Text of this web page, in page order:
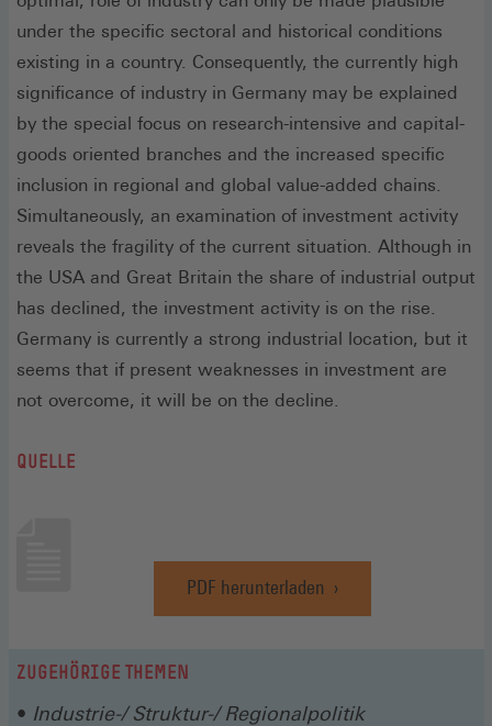
under the specific sectoral and historical conditions
existing in a country. Consequently, the currently high
significance of industry in Germany may be explained
by the special focus on research-intensive and capital-
goods oriented branches and the increased specific
inclusion in regional and global value-added chains.
Simultaneously, an examination of investment activity
reveals the fragility of the current situation. Although in
the USA and Great Britain the share of industrial output
has declined, the investment activity is on the rise.
Germany is currently a strong industrial location, but it
seems that if present weaknesses in investment are
not overcome, it will be on the decline.
QUELLE
PDF herunterladen
(Öffnet
in
ZUGEHÖRIGE THEMEN
Industrie-/ Struktur-/ Regionalpolitik